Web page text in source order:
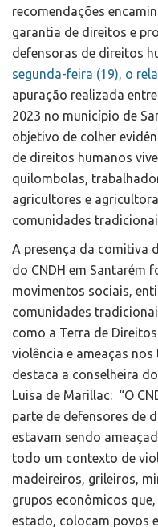
recomendações
garantia de direitos e
defensoras de direitos
segunda-feira (19), o
apuração realizada
2023 no município de
objetivo de colher
de direitos humanos
quilombolas,
agricultores e
comunidades
A presença da comitiva
do CNDH em Santarém
movimentos sociais,
comunidades
como a Terra de
violência e ameaças
destaca a conselheira
Luisa de Marillac: “O
parte de defensores de
estavam sendo
todo um contexto de
madeireiros, grileiros,
grupos econômicos
estado, colocam povos